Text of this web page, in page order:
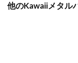
他のKawaiiメタル